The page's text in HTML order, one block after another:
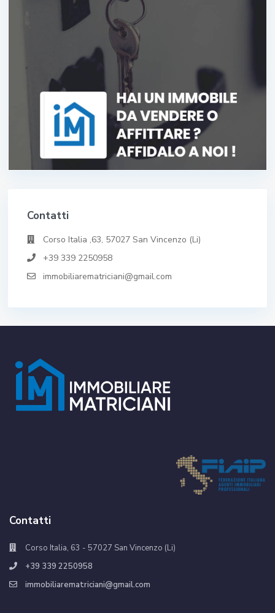
Contatti
Corso Italia ,63, 57027 San Vincenzo (Li)
+39 339 2250958
immobiliarematriciani@gmail.com
Contatti
Corso Italia, 63 - 57027 San Vincenzo (Li)
+39 339 2250958
immobiliarematriciani@gmail.com